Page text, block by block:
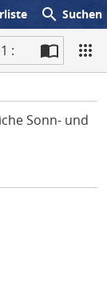
search Suchen
1 :
Sonn- und